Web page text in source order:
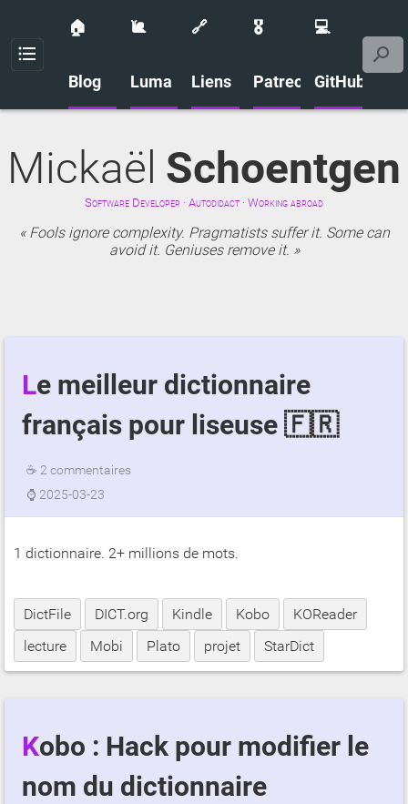
Menu
🏠
Blog
🐌
Luma
🔗
Liens
🎖️
Patreon
💻
GitHub
Mickaël Schoentgen
Software Developer · Autodidact · Working abroad
Fools ignore complexity. Pragmatists suffer it. Some can
avoid it. Geniuses remove it.
Le meilleur dictionnaire
français pour liseuse 🇫🇷
☕ 2 commentaires
⌚ 2025-03-23
1 dictionnaire. 2+ millions de mots.
DictFile DICT.org Kindle Kobo
KOReader
lecture
Mobi Plato projet StarDict
Kobo : Hack pour modifier le
nom du dictionnaire